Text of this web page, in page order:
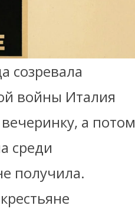
созревала
войны Италия
а потом
среди
получила.